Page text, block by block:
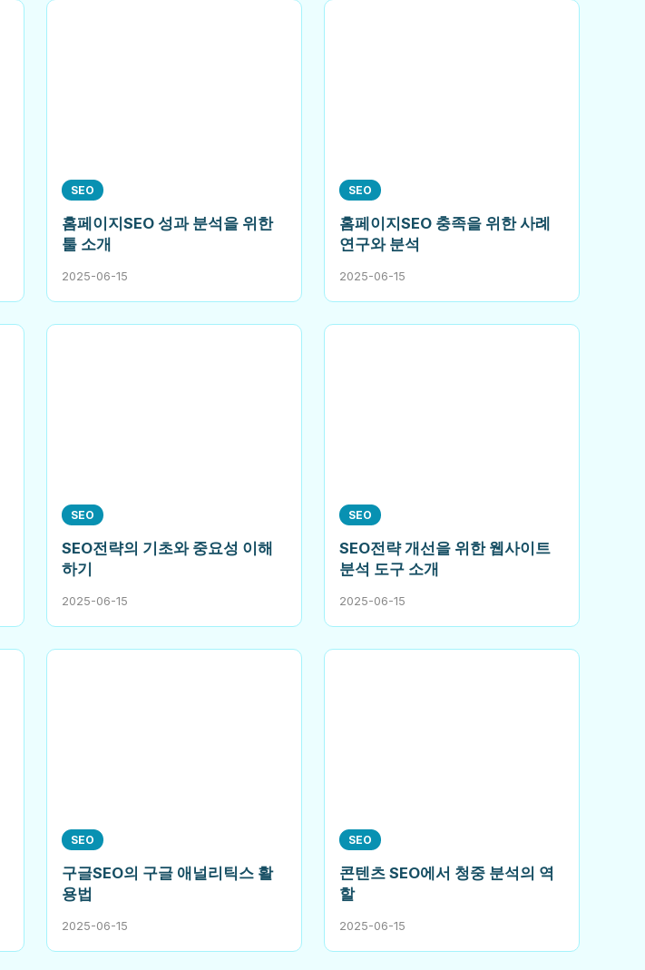
SEO
홈페이지SEO 성과 분석을 위한
툴 소개
2025-06-15
SEO
홈페이지SEO 충족을 위한 사례
연구와 분석
2025-06-15
SEO
SEO전략의 기초와 중요성 이해
하기
2025-06-15
SEO
SEO전략 개선을 위한 웹사이트
분석 도구 소개
2025-06-15
SEO
구글SEO의 구글 애널리틱스 활
용법
2025-06-15
SEO
콘텐츠 SEO에서 청중 분석의 역
할
2025-06-15